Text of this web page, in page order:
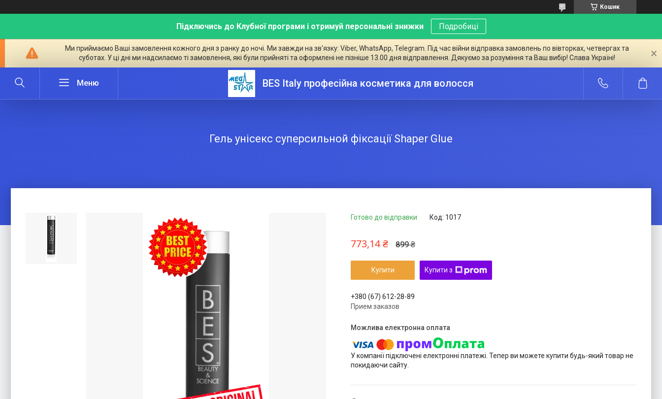
Кошик
Підключись до Клубної програми і отримуй персональні знижки Подробиці
Ми приймаємо Ваші замовлення кожного дня з ранку до ночі. Ми завжди на зв'язку: Viber, WhatsApp, Telegram. Під час війни відправка замовлень по вівторках, четвергах та
суботах. У ці дні ми надсилаємо ті замовлення, які були прийняті та оформлені не пізніше 13.00 дня відправлення. Дякуємо за розуміння та Ваш вибір! Слава Україні!
BES Italy професійна косметика для волосся
Гель унісекс суперсильной фіксації Shaper Glue
Готово до відправки Код: 1017
899 ₴
773,14 ₴
Купити Купити з
+380 (67) 612-28-89
Прием заказов
У компанії підключені електронні платежі. Тепер ви можете купити будь-який товар не
покидаючи сайту.